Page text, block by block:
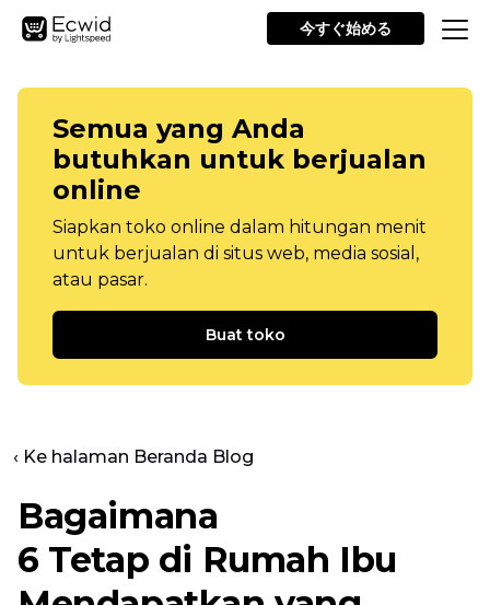
今すぐ始める
Semua yang Anda
butuhkan untuk berjualan
online
Siapkan toko online dalam hitungan menit
untuk berjualan di situs web, media sosial,
atau pasar.
Buat toko
‹ Ke halaman Beranda Blog
Bagaimana
6 Tetap di Rumah Ibu